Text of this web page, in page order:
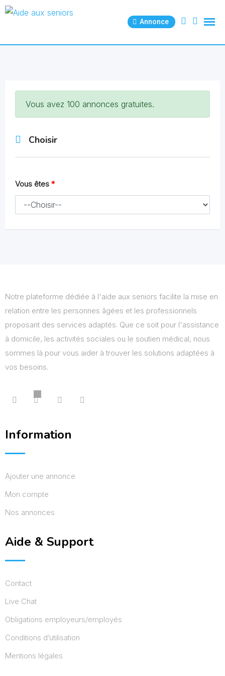
Skip
Annonce
Vous avez 100 annonces gratuites.
Choisir
Vous êtes *
Notre plateforme dédiée à l'aide aux seniors facilite la mise en
relation entre les personnes âgées et les professionnels
proposant des services adaptés. Que ce soit pour l'assistance
à domicile, les activités sociales ou le soutien médical, nous
sommes là pour vous aider à trouver les solutions adaptées à
vos besoins.
Information
Ajouter une annonce
Mon compte
Nos annonces
Aide & Support
Contact
Live Chat
Obligations employeurs/employés
Conditions d’utilisation
Mentions légales